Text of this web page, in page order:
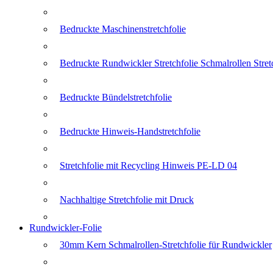
Bedruckte Maschinenstretchfolie
Bedruckte Rundwickler Stretchfolie Schmalrollen
Bedruckte Bündelstretchfolie
Bedruckte Hinweis-Handstretchfolie
Stretchfolie mit Recycling Hinweis PE-LD 04
Nachhaltige Stretchfolie mit Druck
Rundwickler-Folie
30mm Kern Schmalrollen-Stretchfolie für Rundwickler